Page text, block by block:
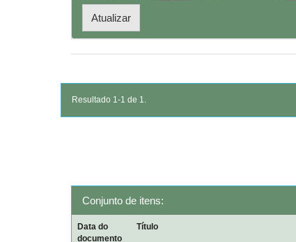
Resultado 1-1 de 1.
Conjunto de itens:
Data do
documento
Título